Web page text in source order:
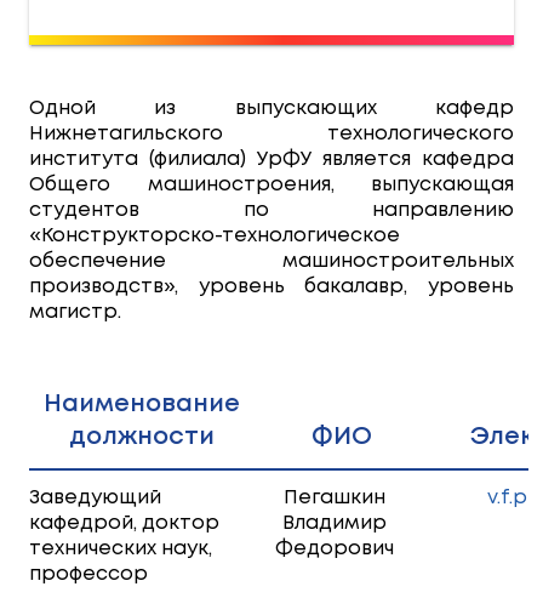
Одной из выпускающих кафедр
Нижнетагильского технологического
института (филиала) УрФУ является кафедра
Общего машиностроения, выпускающая
студентов по направлению
«Конструкторско-технологическое
обеспечение машиностроительных
производств», уровень бакалавр, уровень
магистр.
Наименование
должности
ФИО
Заведующий
кафедрой, доктор
технических наук,
профессор
Пегашкин
Владимир
Федорович